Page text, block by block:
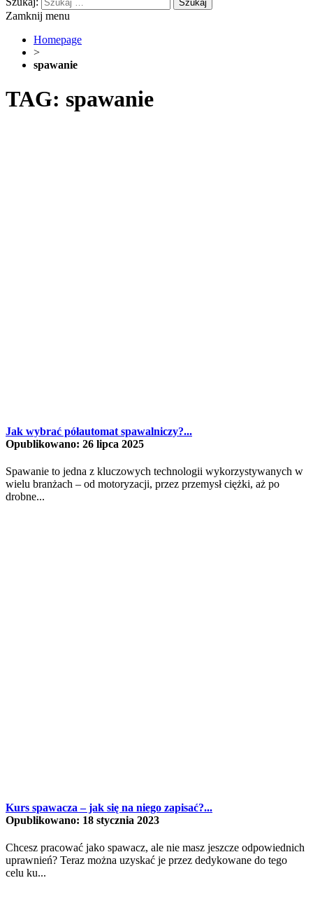
Zamknij menu
Homepage
>
spawanie
TAG: spawanie
Jak wybrać półautomat spawalniczy?...
Opublikowano: 26 lipca 2025
Spawanie to jedna z kluczowych technologii wykorzystywanych w
wielu branżach – od motoryzacji, przez przemysł ciężki, aż po
drobne...
Kurs spawacza – jak się na niego zapisać?...
Opublikowano: 18 stycznia 2023
Chcesz pracować jako spawacz, ale nie masz jeszcze odpowiednich
uprawnień? Teraz można uzyskać je przez dedykowane do tego
celu ku...